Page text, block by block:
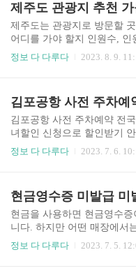
본인이 배우고자 하는 학습
로 학습 활동을 결정하고, 참
제공하는 평생교육 이용권이
용 총 6만여 명 대상(장애인
지원금액 1인당 연간 35만원
좌 및 프로그램 수강료, 교
지자체 평생학습관, 대학..
제주도는 관광지로 방문할
어디를 가야 할지 인원수, 인
따라가볼 만한 곳 검색하기
하구나 싶습니다. 바로 네이
이버지도는 길 찾기를 할 때
이 사용하십니다. 저는 관광
답니다. 제주도 관광지 추천
- 네이버지도 네이버지도는
니다. 주변 핫플레이스 검색,
대중교통 찾기, 기차 예매 등
정보 다 다루다 2023. 8. 9.
김포공항 사전 주차예약 전
녀할인 신청으로 할인받기
는 장기간 김포공항 주차장
안내해 드리겠습니다. 아울
수 있는 방법도 있으니, 자격
랍니다. 김포공항 전국공항
트 전국공항 주차홈페이지
에서 신청가능합니다. 예약
정보 다 다루다 2023. 7. 6.
현금을 사용하면 현금영수
니다. 하지만 어떤 매장에서
금영수증을 미발급하기도 하
정보 다 다루다 2023. 7. 5.